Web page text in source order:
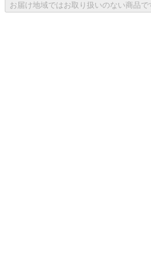
お届け地域ではお取り扱いのない商品で